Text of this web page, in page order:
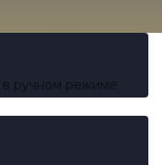
ручном режиме.